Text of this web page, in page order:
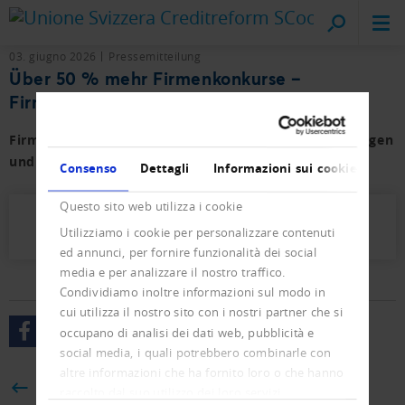
Consenso Dettagli Informazioni sui cookie
Questo sito web utilizza i cookie
Utilizziamo i cookie per personalizzare contenuti
ed annunci, per fornire funzionalità dei social
media e per analizzare il nostro traffico.
Condividiamo inoltre informazioni sul modo in
cui utilizza il nostro sito con i nostri partner che si
occupano di analisi dei dati web, pubblicità e
social media, i quali potrebbero combinarle con
altre informazioni che ha fornito loro o che hanno
Creditreform
sul posto
03. giugno 2026 Pressemitteilung
Über 50 % mehr Firmenkonkurse –
Firmengründungen steigen moderat
Firmen- und Privat-Konkurse sowie der Neueintragungen
und Löschungen mit Vorjahresvergleich.
Presseletter_2026_03.pdf (919 KB)